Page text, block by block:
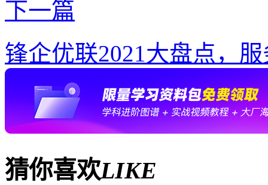
下一篇
锋企优联2021大盘点，
猜你喜欢LIKE